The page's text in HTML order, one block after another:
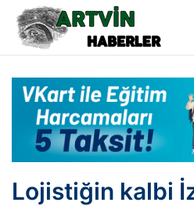
Lojistiğin kalbi